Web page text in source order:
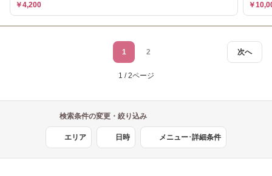
￥4,200 ￥
次へ
1 2
1 / 2ページ
検索条件の変更・絞り込み
エリア 日時 メニュー･詳細条件